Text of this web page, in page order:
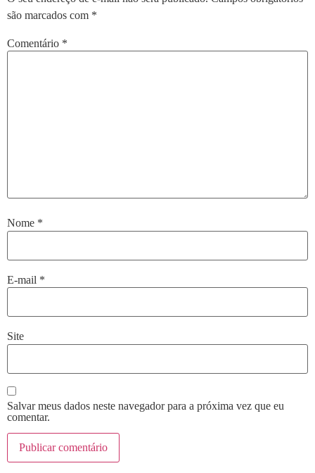
são marcados com *
Comentário *
Nome *
E-mail *
Site
Salvar meus dados neste navegador para a próxima vez que eu
comentar.